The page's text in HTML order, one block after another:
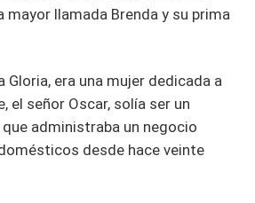
mayor llamada Brenda y su prima
Gloria, era una mujer dedicada a
el señor Oscar, solía ser un
administraba un negocio
desde hace veinte